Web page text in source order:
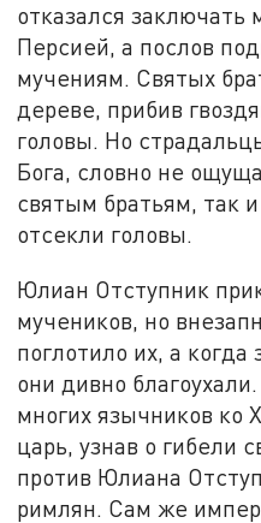
отказался заключать
Персией, а послов
мучениям. Святых
дереве, прибив
головы. Но
Бога, словно не
святым братьям, так
отсекли головы.
Юлиан Отступник
мучеников, но
поглотило их, а
они дивно
многих язычников ко
царь, узнав о гибели
против Юлиана
римлян. Сам же